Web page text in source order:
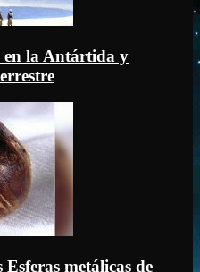
en la Antártida y
metálicas de